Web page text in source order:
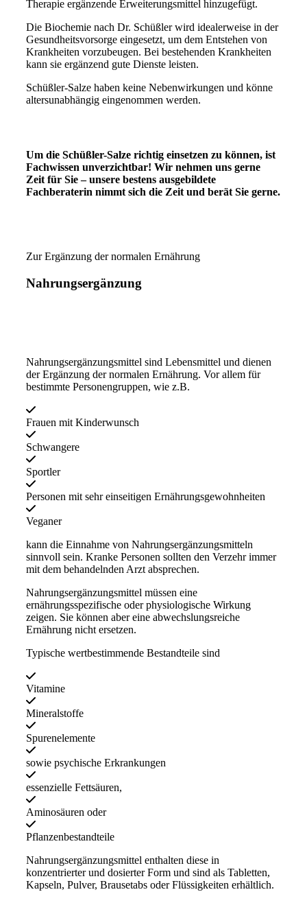
Therapie ergänzende Erweiterungsmittel hinzugefügt.
Die Biochemie nach Dr. Schüßler wird idealerweise in der
Gesundheitsvorsorge eingesetzt, um dem Entstehen von
Krankheiten vorzubeugen. Bei bestehenden Krankheiten
kann sie ergänzend gute Dienste leisten.
Schüßler-Salze haben keine Nebenwirkungen und könne
altersunabhängig eingenommen werden.
Um die Schüßler-Salze richtig einsetzen zu können, ist
Fachwissen unverzichtbar! Wir nehmen uns gerne
Zeit für Sie – unsere bestens ausgebildete
Fachberaterin nimmt sich die Zeit und berät Sie gerne.
Zur Ergänzung der normalen Ernährung
Nahrungsergänzung
Nahrungsergänzungsmittel sind Lebensmittel und dienen
der Ergänzung der normalen Ernährung. Vor allem für
bestimmte Personengruppen, wie z.B.
Frauen mit Kinderwunsch
Schwangere
Sportler
Personen mit sehr einseitigen Ernährungsgewohnheiten
Veganer
kann die Einnahme von Nahrungsergänzungsmitteln
sinnvoll sein. Kranke Personen sollten den Verzehr immer
mit dem behandelnden Arzt absprechen.
Nahrungsergänzungsmittel müssen eine
ernährungsspezifische oder physiologische Wirkung
zeigen. Sie können aber eine abwechslungsreiche
Ernährung nicht ersetzen.
Typische wertbestimmende Bestandteile sind
Vitamine
Mineralstoffe
Spurenelemente
sowie psychische Erkrankungen
essenzielle Fettsäuren,
Aminosäuren oder
Pflanzenbestandteile
Nahrungsergänzungsmittel enthalten diese in
konzentrierter und dosierter Form und sind als Tabletten,
Kapseln, Pulver, Brausetabs oder Flüssigkeiten erhältlich.